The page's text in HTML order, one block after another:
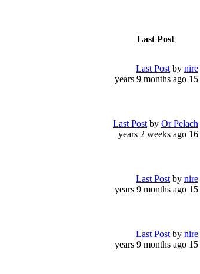
Last Post
Last Post by nire
15 years 9 months ago
Last Post by Or Pelach
16 years 2 weeks ago
Last Post by nire
15 years 9 months ago
Last Post by nire
15 years 9 months ago